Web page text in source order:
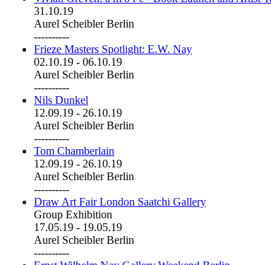
31.10.19
Aurel Scheibler Berlin
----------
Frieze Masters Spotlight: E.W. Nay
02.10.19 - 06.10.19
Aurel Scheibler Berlin
----------
Nils Dunkel
12.09.19 - 26.10.19
Aurel Scheibler Berlin
----------
Tom Chamberlain
12.09.19 - 26.10.19
Aurel Scheibler Berlin
----------
Draw Art Fair London Saatchi Gallery
Group Exhibition
17.05.19 - 19.05.19
Aurel Scheibler Berlin
----------